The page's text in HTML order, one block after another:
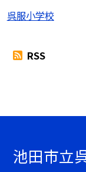
呉服小学校
RSS
池田市立